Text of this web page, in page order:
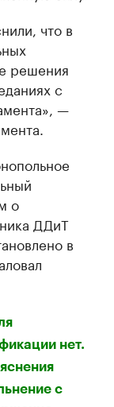
что в
решения
с
—
о
ДДиТ
в
нет.
с